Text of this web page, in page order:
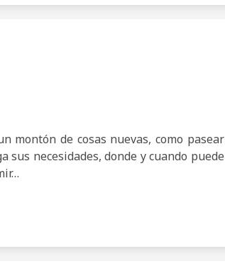
montón de cosas nuevas, como pasear
sus necesidades, donde y cuando puede